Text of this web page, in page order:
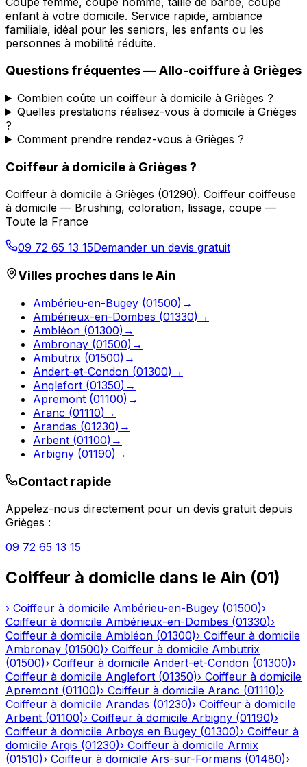
enfant à votre domicile. Service rapide, ambiance
familiale, idéal pour les seniors, les enfants ou les
personnes à mobilité réduite.
Questions fréquentes —Allo-coiffure à Grièges
Combien coûte un coiffeur à domicile à Grièges ?
Quelles prestations réalisez-vous à domicile à Grièges
?
Comment prendre rendez-vous à Grièges ?
Coiffeur à domicile à Grièges?
Coiffeur à domicile à Grièges (01290). Coiffeur coiffeuse
à domicile — Brushing, coloration, lissage, coupe —
Toute la France
09 72 65 13 15Demander un devis gratuit
Villes proches dans leAin
Ambérieu-en-Bugey (01500) →
Ambérieux-en-Dombes (01330) →
Ambléon (01300) →
Ambronay (01500) →
Ambutrix (01500) →
Andert-et-Condon (01300) →
Anglefort (01350) →
Apremont (01100) →
Aranc (01110) →
Arandas (01230) →
Arbent (01100) →
Arbigny (01190) →
Contact rapide
Appelez-nous directement pour un devis gratuit depuis
Grièges :
09 72 65 13 15
Coiffeur à domicile dans le Ain (01)
› Coiffeur à domicile Ambérieu-en-Bugey (01500)›
Coiffeur à domicile Ambérieux-en-Dombes (01330)›
Coiffeur à domicile Ambléon (01300)› Coiffeur à domicile
Ambronay (01500)› Coiffeur à domicile Ambutrix
(01500)› Coiffeur à domicile Andert-et-Condon (01300)›
Coiffeur à domicile Anglefort (01350)› Coiffeur à domicile
Apremont (01100)› Coiffeur à domicile Aranc (01110)›
Coiffeur à domicile Arandas (01230)› Coiffeur à domicile
Arbent (01100)› Coiffeur à domicile Arbigny (01190)›
Coiffeur à domicile Arboys en Bugey (01300)› Coiffeur à
domicile Argis (01230)› Coiffeur à domicile Armix
(01510)› Coiffeur à domicile Ars-sur-Formans (01480)›